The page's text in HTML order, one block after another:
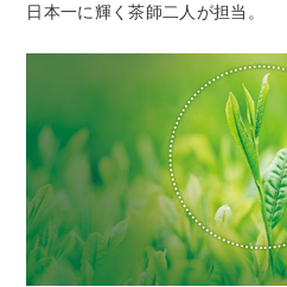
日本一に輝く茶師二人が担当。